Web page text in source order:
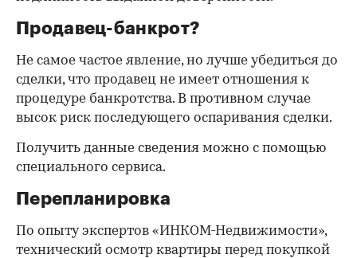
Продавец-банкрот?
Не самое частое явление, но лучше убедиться до
сделки, что продавец не имеет отношения к
процедуре банкротства. В противном случае
высок риск последующего оспаривания сделки.
Получить данные сведения можно с помощью
специального сервиса.
Перепланировка
По опыту экспертов «ИНКОМ-Недвижимости»,
технический осмотр квартиры перед покупкой